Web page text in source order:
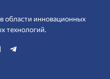
области инновационных
технологий.